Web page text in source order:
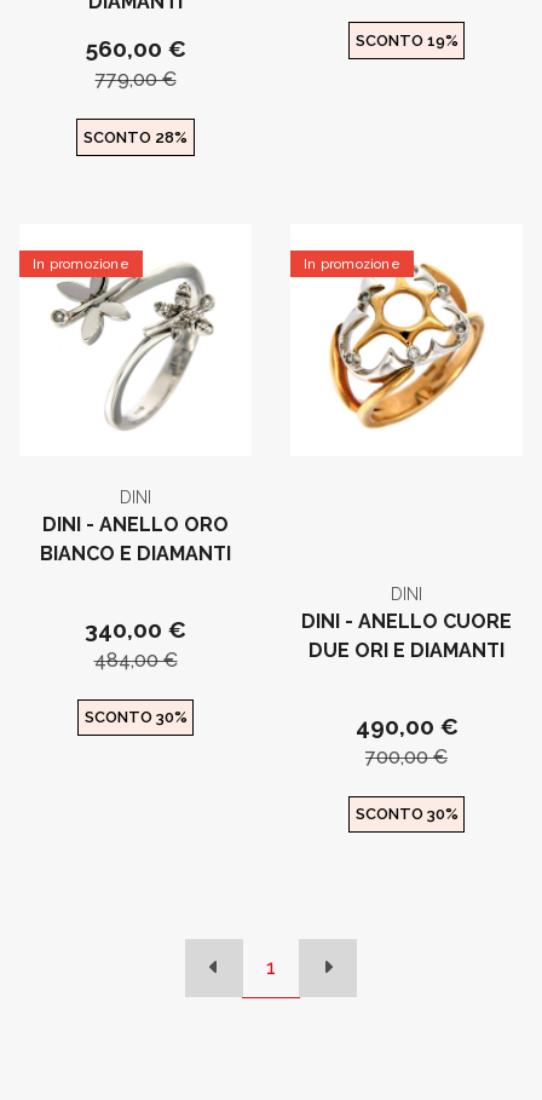
560,00 €
779,00 €
SCONTO 28%
SCONTO 19%
In promozione
DINI
DINI - ANELLO ORO
BIANCO E DIAMANTI
340,00 €
484,00 €
SCONTO 30%
In promozione
DINI
DINI - ANELLO CUORE
DUE ORI E DIAMANTI
490,00 €
700,00 €
SCONTO 30%
1